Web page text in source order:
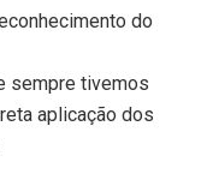
do
sempre tivemos
aplicação dos